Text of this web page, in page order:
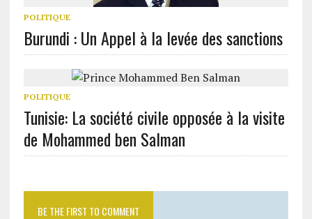
POLITIQUE
Burundi : Un Appel à la levée des sanctions
POLITIQUE
Tunisie: La société civile opposée à la visite
de Mohammed ben Salman
BE THE FIRST TO COMMENT